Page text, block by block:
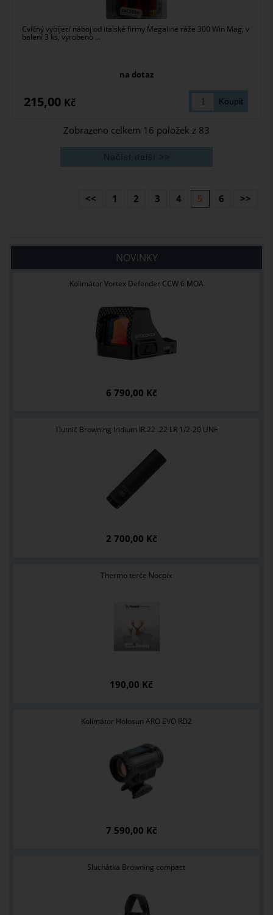
Cvičný vybíjecí náboj od italské firmy Megaline ráže 300 Win Mag, v
balení 3 ks, vyrobeno ...
na dotaz
215,00 Kč
Zobrazeno celkem 16 položek z 83
<< 1 2 3 4 5 6 >>
NOVINKY
Kolimátor Vortex Defender CCW 6 MOA
6 790,00 Kč
Tlumič Browning Iridium IR.22 .22 LR 1/2-20 UNF
2 700,00 Kč
Thermo terče Nocpix
190,00 Kč
Kolimátor Holosun ARO EVO RD2
7 590,00 Kč
Sluchátka Browning compact